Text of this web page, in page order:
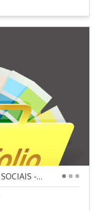
LOGO E POSTS PARA REDES SOCIAIS - JUGUI®